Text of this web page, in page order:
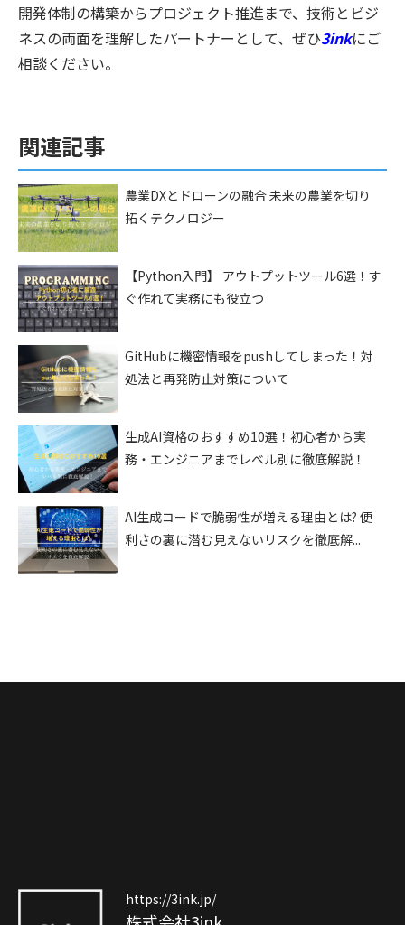
開発体制の構築からプロジェクト推進まで、技術とビジ
ネスの両面を理解したパートナーとして、ぜひ3inkにご
相談ください。
関連記事
農業DXとドローンの融合 未来の農業を切り
拓くテクノロジー
【Python入門】 アウトプットツール6選！す
ぐ作れて実務にも役立つ
GitHubに機密情報をpushしてしまった！対
処法と再発防止対策について
生成AI資格のおすすめ10選！初心者から実
務・エンジニアまでレベル別に徹底解説！
AI生成コードで脆弱性が増える理由とは? 便
利さの裏に潜む見えないリスクを徹底解...
https://3ink.jp/